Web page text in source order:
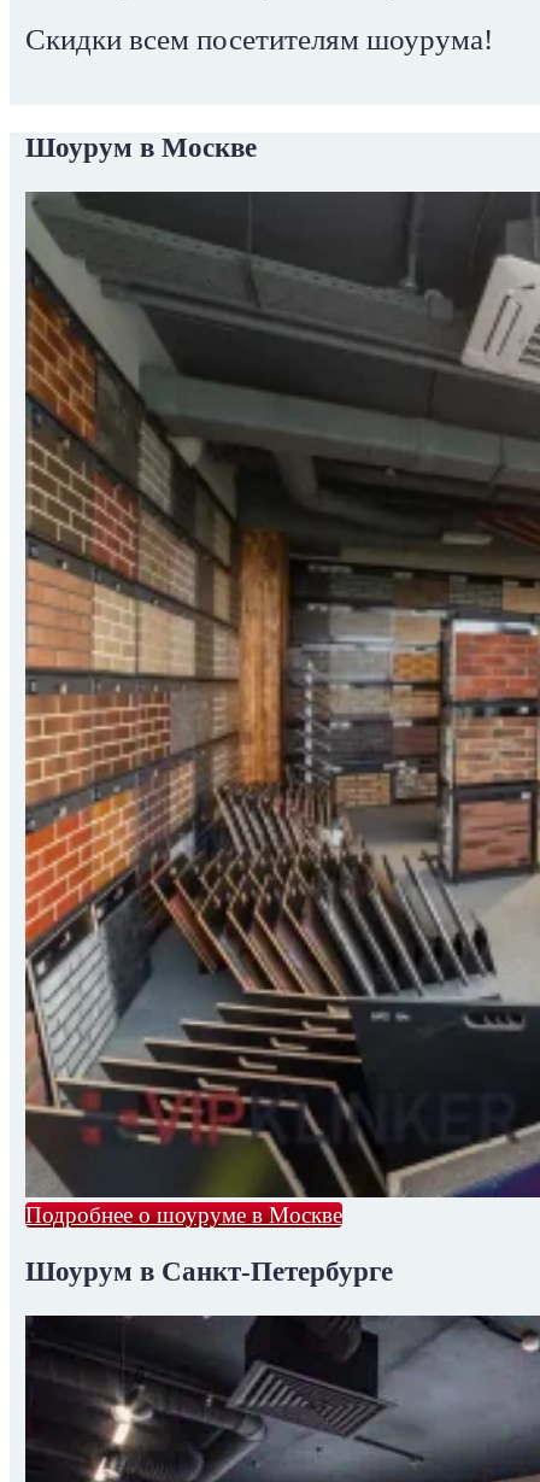
Скидки всем посетителям шоурума!
Шоурум в Москве
Подробнее о шоуруме в Москве
Шоурум в Санкт-Петербурге